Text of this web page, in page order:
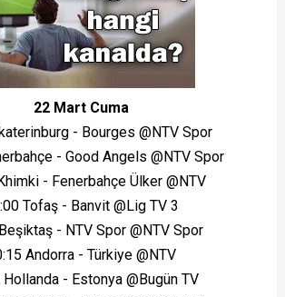
22 Mart Cuma
- Bourges @NTV Spor
- Good Angels @NTV Spor
- Fenerbahçe Ülker @NTV
Tofaş - Banvit @Lig TV 3
- NTV Spor @NTV Spor
Andorra - Türkiye @NTV
- Estonya @Bugün TV